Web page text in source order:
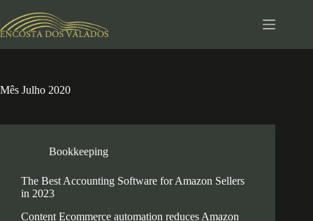
para
o
Mês Julho 2020
Bookkeeping
The Best Accounting Software for Amazon Sellers
in 2023
Content Ecommerce automation reduces Amazon